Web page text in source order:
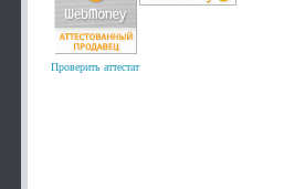
Проверить аттестат